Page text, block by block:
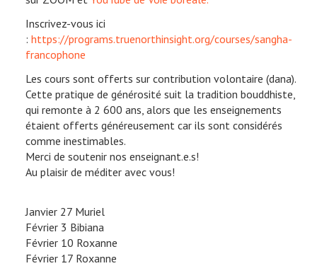
Inscrivez-vous ici
: https://programs.truenorthinsight.org/courses/sangha-
francophone
Les cours sont offerts sur contribution volontaire (dana).
Cette pratique de générosité suit la tradition bouddhiste,
qui remonte à 2 600 ans, alors que les enseignements
étaient offerts généreusement car ils sont considérés
comme inestimables.
Merci de soutenir nos enseignant.e.s!
Au plaisir de méditer avec vous!
Janvier 27 Muriel
Février 3 Bibiana
Février 10 Roxanne
Février 17 Roxanne